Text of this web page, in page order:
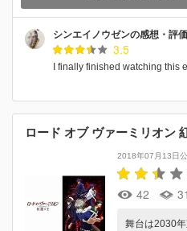
シンエイノウゼンの感想・評価
3.5
I finally finished watching this
ロード オブ ヴァーミリオン
2018年07月13日
42 31
舞台は2030